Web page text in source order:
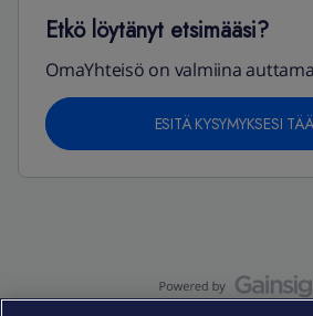
Etkö löytänyt etsimääsi?
OmaYhteisö on valmiina
ESITÄ KYSYMYKSESI